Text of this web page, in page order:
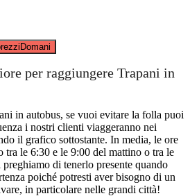
Domani
per raggiungere Trapani in
in autobus, se vuoi evitare la folla puoi
i nostri clienti viaggeranno nei
il grafico sottostante. In media, le ore
tra le 6:30 e le 9:00 del mattino o tra le
di tenerlo presente quando
poiché potresti aver bisogno di un
in particolare nelle grandi città!